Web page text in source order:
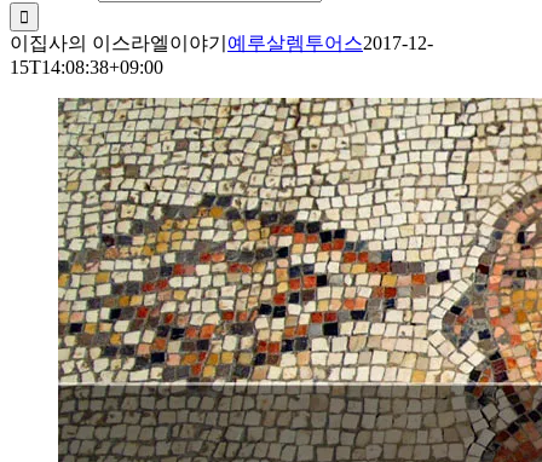
이집사의 이스라엘이야기 예루살렘투어스2017-12-
15T14:08:38+09:00